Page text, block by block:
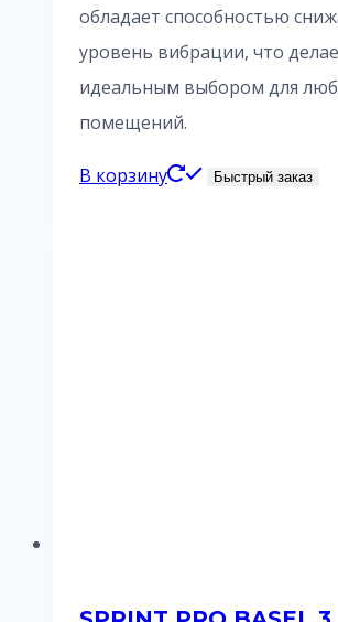
обладает способностью
уровень вибрации, что
идеальным выбором для
помещений.
В корзину Быстрый заказ